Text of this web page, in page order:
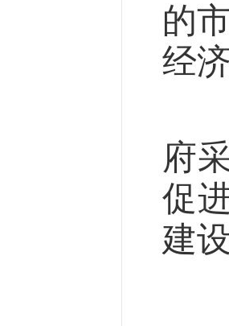
的
经
府
促
建